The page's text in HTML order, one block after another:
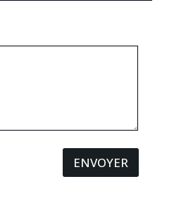
ENVOYER